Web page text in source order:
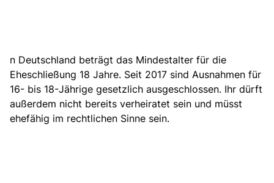
n Deutschland beträgt das Mindestalter für die
Eheschließung 18 Jahre. Seit 2017 sind Ausnahmen für
16- bis 18-Jährige gesetzlich ausgeschlossen. Ihr dürft
außerdem nicht bereits verheiratet sein und müsst
ehefähig im rechtlichen Sinne sein.